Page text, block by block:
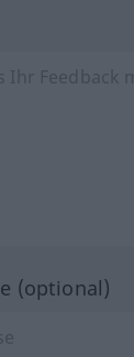
(optional)